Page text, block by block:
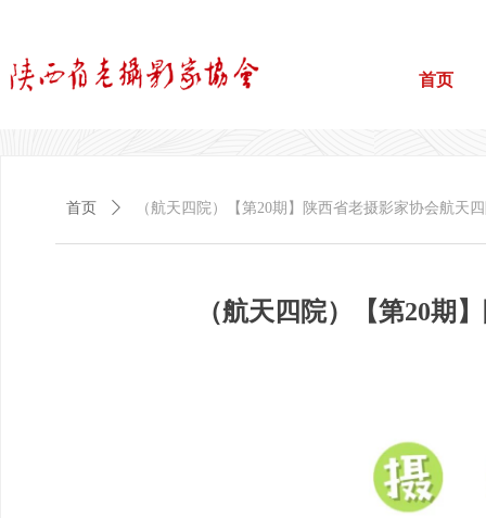
首页
（航天四院）【第20期
首页 ꄲ （航天四院）【第20期】陕西省老摄影家协会航天